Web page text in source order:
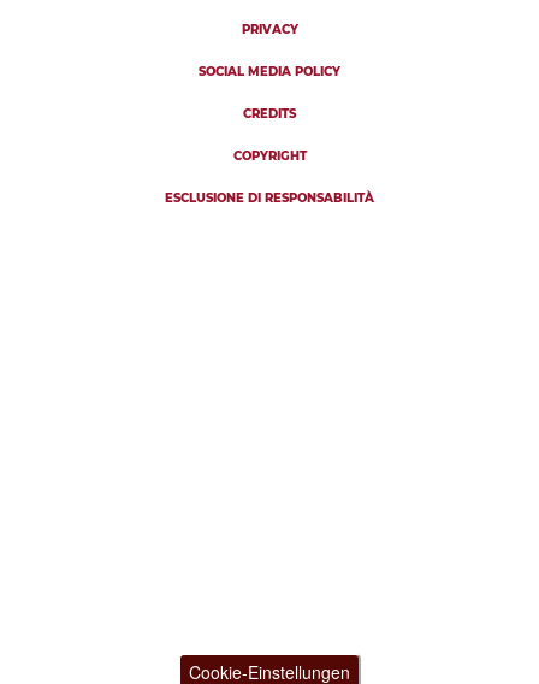
PRIVACY
SOCIAL MEDIA POLICY
CREDITS
COPYRIGHT
ESCLUSIONE DI RESPONSABILITÀ
Cookie-Einstellungen